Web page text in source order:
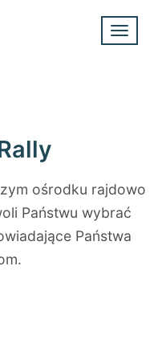
Toggle
ośrodku rajdowo
Państwu wybrać
Państwa